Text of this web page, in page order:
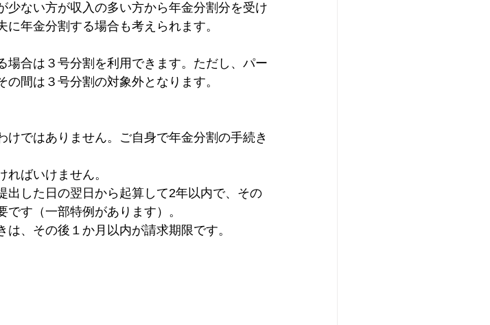
ない方が収入の多い方から年金分割分を受け
年金分割する場合も考えられます。
合は３号分割を利用できます。ただし、パー
間は３号分割の対象外となります。
ではありません。ご自身で年金分割の手続き
ばいけません。
した日の翌日から起算して2年以内で、その
す（一部特例があります）。
、その後１か月以内が請求期限です。